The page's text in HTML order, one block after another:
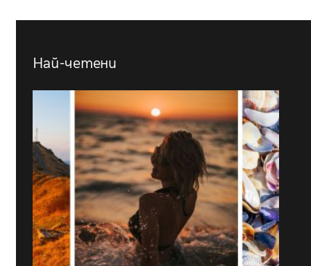
Най-четени